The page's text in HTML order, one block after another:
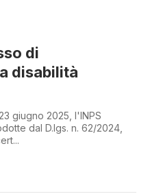
di
disabilità
giugno 2025, l'INPS
dal D.lgs. n. 62/2024,